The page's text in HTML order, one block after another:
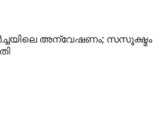
അന്വേഷണം; സസൂക്ഷ്മം